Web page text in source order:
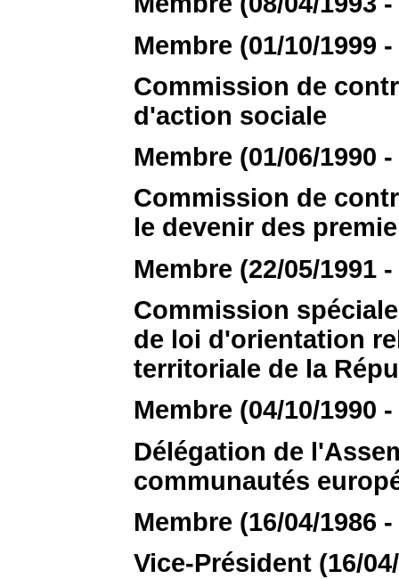
Membre (01/10/1999
Commission de
d'action sociale
Membre (01/06/1990 -
Commission de
le devenir des
Membre (22/05/1991 -
Commission
de loi d'orientation
territoriale de la
Membre (04/10/1990
Délégation de
communautés
Membre (16/04/1986
Vice-Président (16/